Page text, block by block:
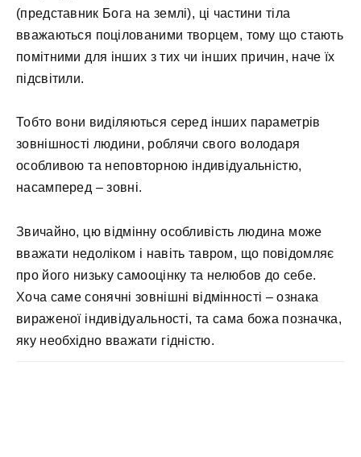
(представник Бога на землі), ці частини тіла
вважаються поцілованими творцем, тому що стають
помітними для інших з тих чи інших причин, наче їх
підсвітили.
Тобто вони виділяються серед інших параметрів
зовнішності людини, роблячи свого володаря
особливою та неповторною індивідуальністю,
насамперед – зовні. ⠀
Звичайно, цю відмінну особливість людина може
вважати недоліком і навіть тавром, що повідомляє
про його низьку самооцінку та нелюбов до себе.
Хоча саме сонячні зовнішні відмінності – ознака
вираженої індивідуальності, та сама божа позначка,
яку необхідно вважати гідністю.